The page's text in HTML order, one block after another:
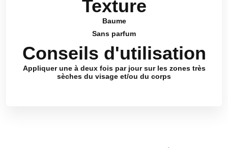
Texture
Baume
Sans parfum
Conseils d'utilisation
Appliquer une à deux fois par jour sur les zones très
sèches du visage et/ou du corps